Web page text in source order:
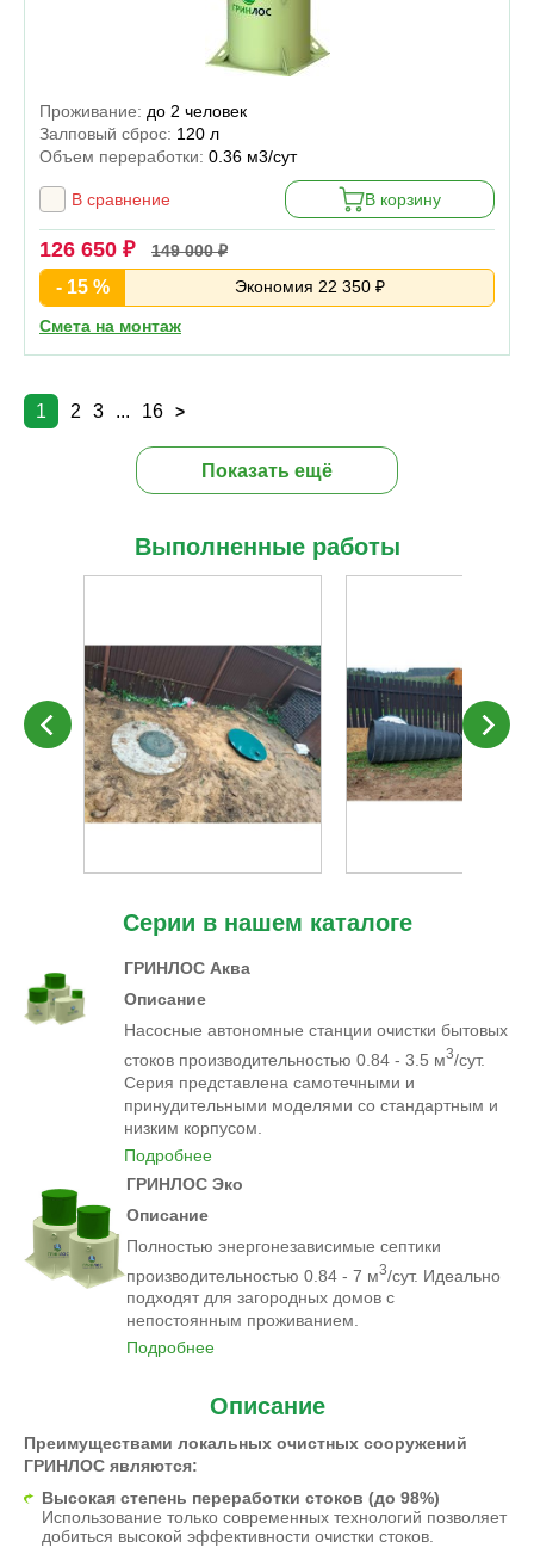
Проживание: до 2 человек
Залповый сброс: 120 л
Объем переработки: 0.36 м3/сут
В сравнение В корзину
126 650 ₽ 149 000 ₽
- 15 % Экономия 22 350 ₽
Смета на монтаж
1 2 3 ... 16 >
Показать ещё
Выполненные работы
Серии в нашем каталоге
ГРИНЛОС Аква
Описание
Насосные автономные станции очистки бытовых
стоков производительностью 0.84 - 3.5 м3/сут.
Серия представлена самотечными и
принудительными моделями со стандартным и
низким корпусом.
Подробнее
ГРИНЛОС Эко
Описание
Полностью энергонезависимые септики
производительностью 0.84 - 7 м3/сут. Идеально
подходят для загородных домов с
непостоянным проживанием.
Подробнее
Описание
Преимуществами локальных очистных сооружений
ГРИНЛОС являются:
Высокая степень переработки стоков (до 98%)
Использование только современных технологий позволяет
добиться высокой эффективности очистки стоков.